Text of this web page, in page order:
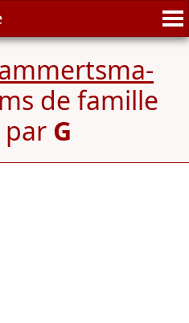
de famille
G